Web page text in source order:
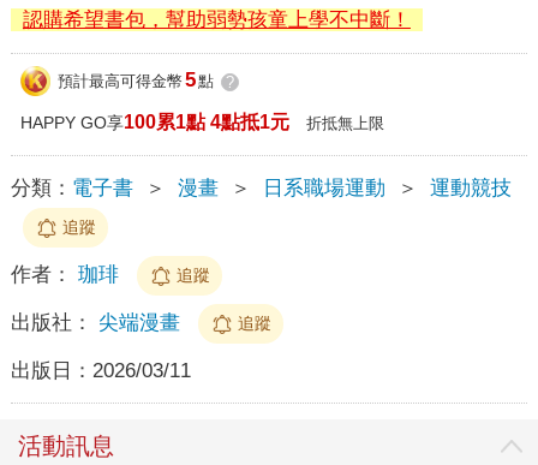
認購希望書包，幫助弱勢孩童上學不中斷！
預計最高可得金幣 5點 ?
HAPPY GO享100累1點 4點抵1元 折抵無上限
分類： 電子書 ＞ 漫畫 ＞ 日系職場運動 ＞ 運動競技
追蹤
作者： 珈琲 追蹤
出版社： 尖端漫畫 追蹤
出版日： 2026/03/11
活動訊息